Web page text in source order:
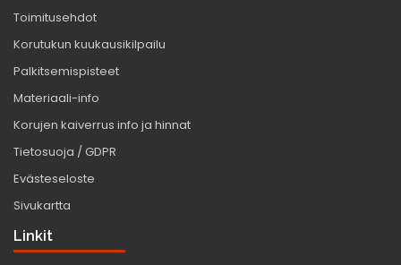
Toimitusehdot
Korutukun kuukausikilpailu
Palkitsemispisteet
Materiaali-info
Korujen kaiverrus info ja hinnat
Tietosuoja / GDPR
Evästeseloste
Sivukartta
Linkit